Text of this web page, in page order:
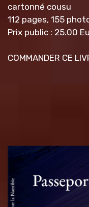
cartonné cousu
112 pages, 155
Prix public : 25.00
COMMANDER CE